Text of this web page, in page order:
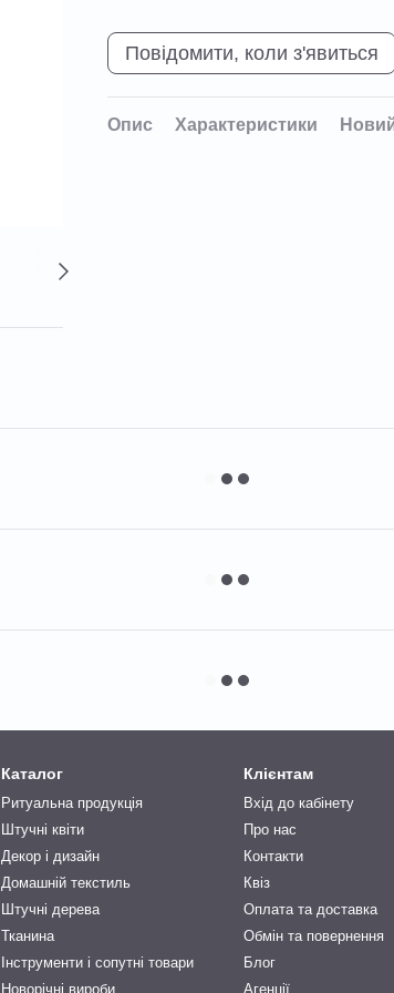
Повідомити, коли з'явиться
Опис Характеристики
Каталог
Ритуальна продукція
Штучні квіти
Декор і дизайн
Домашній текстиль
Штучні дерева
Тканина
Інструменти і сопутні товари
Новорічні вироби
Клієнтам
Вхід до кабінету
Про нас
Контакти
Квіз
Оплата та доставка
Обмін та повернення
Блог
Агенції